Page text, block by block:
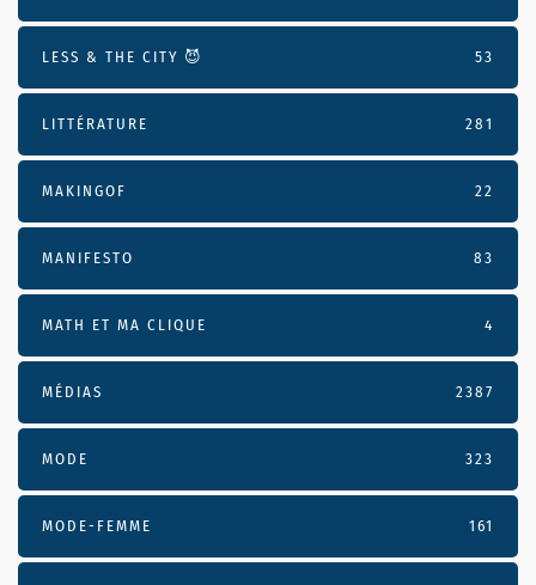
LESS & THE CITY 😈 53
LITTÉRATURE 281
MAKINGOF 22
MANIFESTO 83
MATH ET MA CLIQUE 4
MÉDIAS 2387
MODE 323
MODE-FEMME 161